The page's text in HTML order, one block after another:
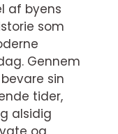
af byens
som
Gennem
sin
tider,
alsidig